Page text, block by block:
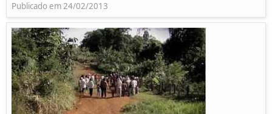
Publicado em 24/02/2013